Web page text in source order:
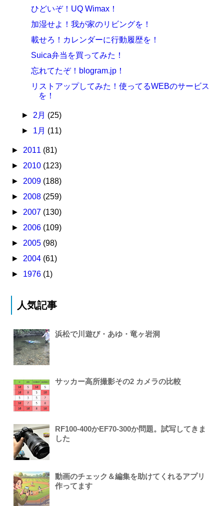
ひどいぞ！UQ Wimax！
加湿せよ！我が家のリビングを！
載せろ！カレンダーに行動履歴を！
Suica弁当を買ってみた！
忘れてたぞ！blogram.jp！
リストアップしてみた！使ってるWEBのサービス
を！
► 2月 (25)
► 1月 (11)
► 2011 (81)
► 2010 (123)
► 2009 (188)
► 2008 (259)
► 2007 (130)
► 2006 (109)
► 2005 (98)
► 2004 (61)
► 1976 (1)
人気記事
浜松で川遊び・あゆ・竜ヶ岩洞
サッカー高所撮影その2 カメラの比較
RF100-400かEF70-300か問題。試写してきま
した
動画のチェック＆編集を助けてくれるアプリ
作ってます